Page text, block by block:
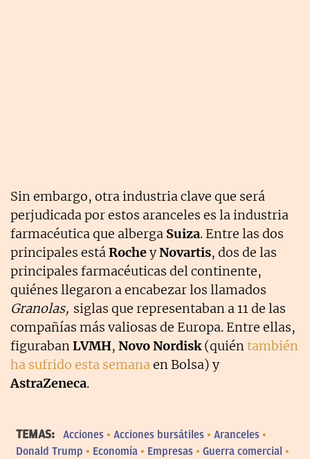
Sin embargo, otra industria clave que será
perjudicada por estos aranceles es la industria
farmacéutica que alberga Suiza. Entre las dos
principales estáRocheyNovartis, dos de las
principales farmacéuticas del continente,
quiénes llegaron a encabezar los llamados
Granolas, siglas que representaban a 11 de las
compañías más valiosas de Europa. Entre ellas,
figurabanLVMH, Novo Nordisk(quiéntambién
ha sufrido esta semanaen Bolsa) y
AstraZeneca.
TEMAS: Acciones Acciones bursátiles
Aranceles
Donald Trump
Economía Empresas
Guerra comercial